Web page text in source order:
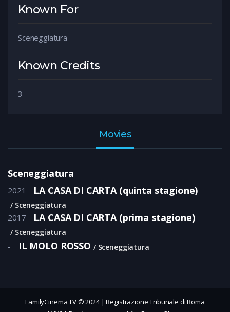
Known For
Sceneggiatura
Known Credits
3
Movies
Sceneggiatura
2021 LA CASA DI CARTA (quinta stagione)
Sceneggiatura
2017 LA CASA DI CARTA (prima stagione)
Sceneggiatura
- IL MOLO ROSSO Sceneggiatura
FamilyCinema TV © 2024 | Registrazione Tribunale di Roma